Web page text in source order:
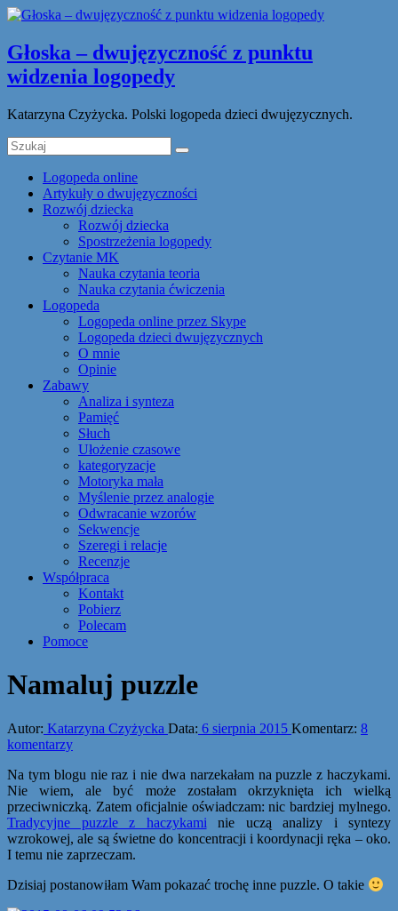
Głoska – dwujęzyczność z punktu
widzenia logopedy
Katarzyna Czyżycka. Polski logopeda dzieci dwujęzycznych.
Logopeda online
Artykuły o dwujęzyczności
Rozwój dziecka
Rozwój dziecka
Spostrzeżenia logopedy
Czytanie MK
Nauka czytania teoria
Nauka czytania ćwiczenia
Logopeda
Logopeda online przez Skype
Logopeda dzieci dwujęzycznych
O mnie
Opinie
Zabawy
Analiza i synteza
Pamięć
Słuch
Ułożenie czasowe
kategoryzacje
Motoryka mała
Myślenie przez analogie
Odwracanie wzorów
Sekwencje
Szeregi i relacje
Recenzje
Współpraca
Kontakt
Pobierz
Polecam
Pomoce
Namaluj puzzle
Autor: Katarzyna Czyżycka Data: 6 sierpnia 2015 Komentarz: 8
komentarzy
Na tym blogu nie raz i nie dwa narzekałam na puzzle z haczykami.
Nie wiem, ale być może zostałam okrzyknięta ich wielką
przeciwniczką. Zatem oficjalnie oświadczam: nic bardziej mylnego.
Tradycyjne puzzle z haczykami nie uczą analizy i syntezy
wzrokowej, ale są świetne do koncentracji i koordynacji ręka – oko.
I temu nie zaprzeczam.
Dzisiaj postanowiłam Wam pokazać trochę inne puzzle. O takie